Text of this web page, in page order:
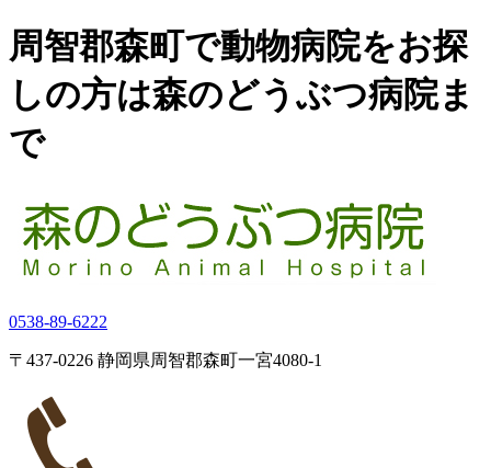
周智郡森町で動物病院をお探
しの方は森のどうぶつ病院ま
で
0538-89-6222
〒437-0226 静岡県周智郡森町一宮4080-1